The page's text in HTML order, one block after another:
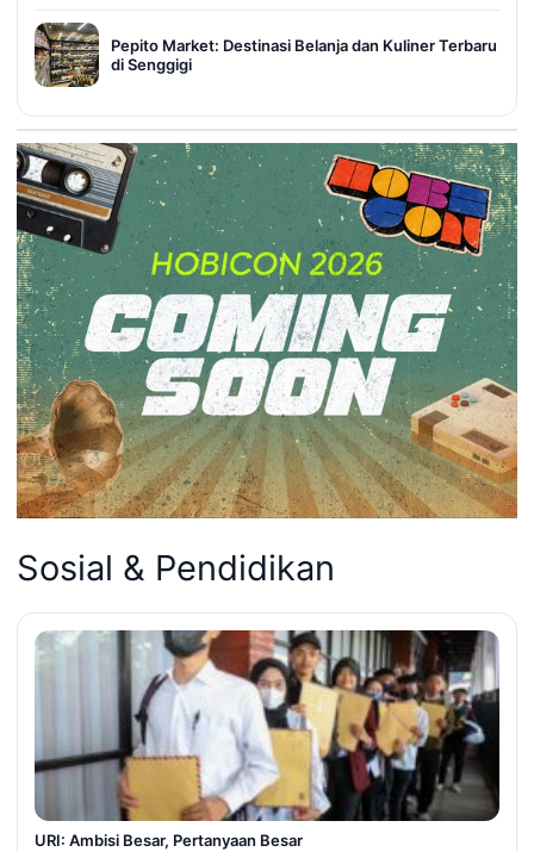
Pepito Market: Destinasi Belanja dan Kuliner Terbaru
di Senggigi
Sosial & Pendidikan
URI: Ambisi Besar, Pertanyaan Besar